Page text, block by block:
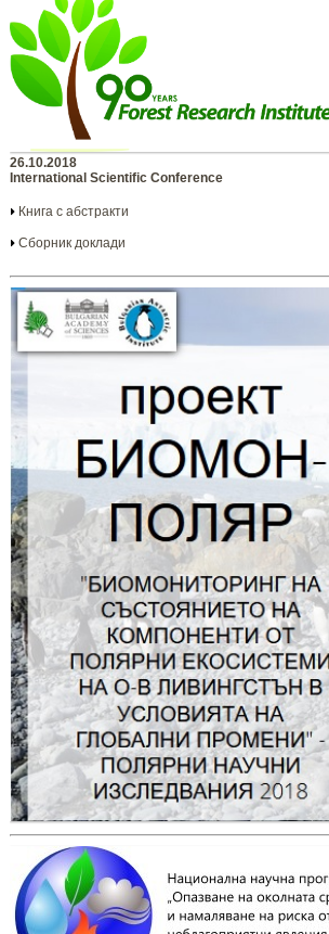
26.10.2018
International Scientific Conference
Книга с абстракти
Сборник доклади